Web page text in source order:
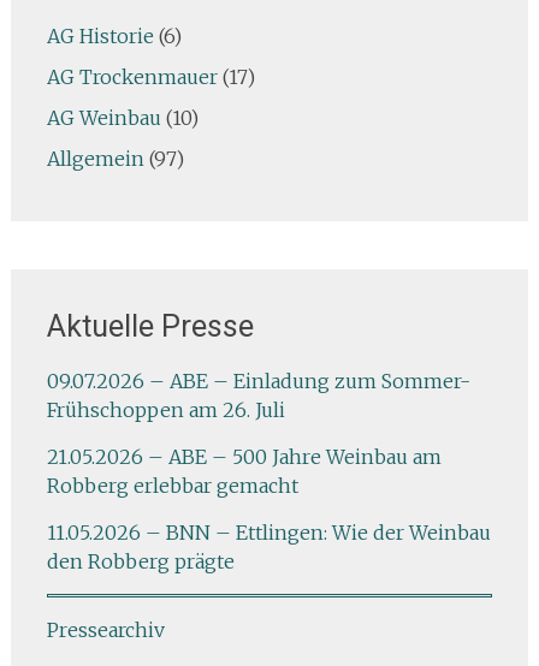
AG Historie (6)
AG Trockenmauer(17)
AG Weinbau (10)
Allgemein(97)
Aktuelle Presse
09.07.2026 – ABE – Einladung zum Sommer-
Frühschoppen am 26. Juli
21.05.2026 – ABE – 500 Jahre Weinbau am
Robberg erlebbar gemacht
11.05.2026 – BNN – Ettlingen: Wie der Weinbau
den Robberg prägte
Pressearchiv